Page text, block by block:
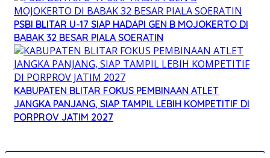
PSBI BLITAR U-17 SIAP HADAPI GEN B MOJOKERTO DI
BABAK 32 BESAR PIALA SOERATIN
KABUPATEN BLITAR FOKUS PEMBINAAN ATLET
JANGKA PANJANG, SIAP TAMPIL LEBIH KOMPETITIF DI
PORPROV JATIM 2027